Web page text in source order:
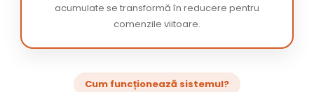
acumulate se transformă în reducere pentru
comenzile viitoare.
Cum funcționează sistemul?